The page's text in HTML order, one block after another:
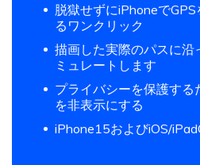
脱獄せずにiPhoneで
るワンクリック
描画した実際のパスに沿
ミュレートします
プライバシーを保護す
を非表示にする
iPhone15およびiOS/